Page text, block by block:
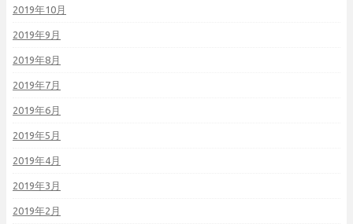
2019年10月
2019年9月
2019年8月
2019年7月
2019年6月
2019年5月
2019年4月
2019年3月
2019年2月